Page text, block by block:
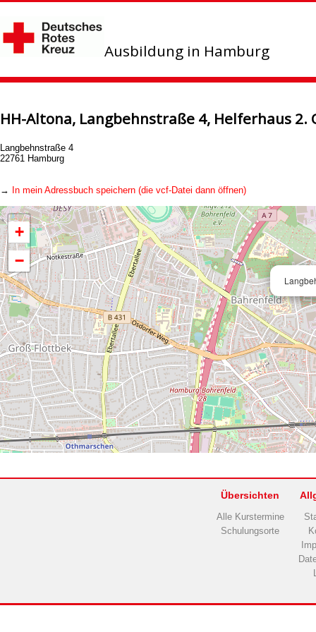
Ausbildung in Hamburg
HH-Altona, Langbehnstraße 4, Helferhaus 2.
Langbehnstraße 4
22761 Hamburg
→ In mein Adressbuch speichern (die vcf-Datei dann öffnen)
+
−
Übersichten
Alle Kurstermine
Schulungsorte